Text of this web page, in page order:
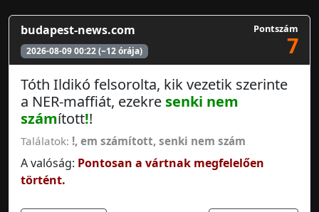
budapest-news.com
2026-08-09 00:22 (~12 órája)
Pontszám
7
Tóth Ildikó felsorolta, kik vezetik szerinte
a NER-maffiát, ezekre senki nem
számított!!
Találatok: !, em számított, senki nem szám
A valóság: Pontosan a vártnak megfelelően
történt.